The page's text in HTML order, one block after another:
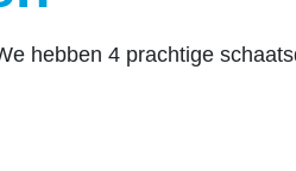
hebben 4 prachtige